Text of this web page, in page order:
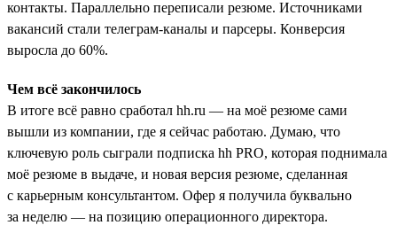
контакты. Параллельно переписали резюме. Источниками
вакансий стали телеграм-каналы и парсеры. Конверсия
выросла до 60%.
Чем всё закончилось
В итоге всё равно сработал hh.ru — на моё резюме сами
вышли из компании, где я сейчас работаю. Думаю, что
ключевую роль сыграли подписка hh PRO, которая поднимала
моё резюме в выдаче, и новая версия резюме, сделанная
с карьерным консультантом. Офер я получила буквально
за неделю — на позицию операционного директора.